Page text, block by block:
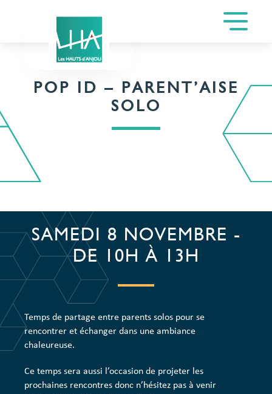
POP ID – PARENT’AISE
SOLO
SAMEDI 8 NOVEMBRE -
DE 10H À 13H
Temps de partage entre parents solos pour se
rencontrer et échanger dans une ambiance
chaleureuse.
Ce temps sera aussi l’occasion de projeter les
prochaines rencontres donc n’hésitez pas à venir